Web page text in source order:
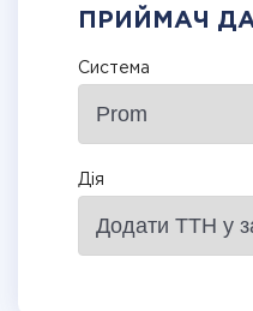
ПРИЙМАЧ
Система
Дія